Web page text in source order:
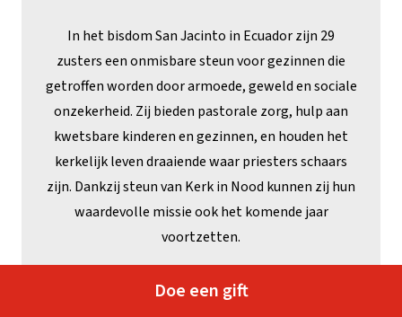
In het bisdom San Jacinto in Ecuador zijn 29
zusters een onmisbare steun voor gezinnen die
getroffen worden door armoede, geweld en sociale
onzekerheid. Zij bieden pastorale zorg, hulp aan
kwetsbare kinderen en gezinnen, en houden het
kerkelijk leven draaiende waar priesters schaars
zijn. Dankzij steun van Kerk in Nood kunnen zij hun
waardevolle missie ook het komende jaar
voortzetten.
Lees meer
Doe een gift